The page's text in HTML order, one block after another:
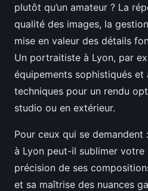
plutôt qu’un amateur ? La
qualité des images, la
mise en valeur des détails
Un portraitiste à Lyon, par
équipements sophistiqués et
techniques pour un rendu
studio ou en extérieur.
Pour ceux qui se
à Lyon peut-il sublimer votre
précision de ses
et sa maîtrise des nuances